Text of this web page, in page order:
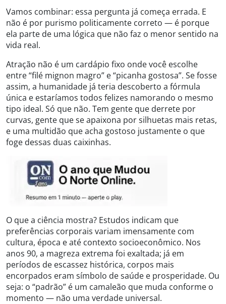
Vamos combinar: essa pergunta já começa errada. E
não é por purismo politicamente correto — é porque
ela parte de uma lógica que não faz o menor sentido na
vida real.
Atração não é um cardápio fixo onde você escolhe
entre “filé mignon magro” e “picanha gostosa”. Se fosse
assim, a humanidade já teria descoberto a fórmula
única e estaríamos todos felizes namorando o mesmo
tipo ideal. Só que não. Tem gente que derrete por
curvas, gente que se apaixona por silhuetas mais retas,
e uma multidão que acha gostoso justamente o que
foge dessas duas caixinhas.
O que a ciência mostra? Estudos indicam que
preferências corporais variam imensamente com
cultura, época e até contexto socioeconômico. Nos
anos 90, a magreza extrema foi exaltada; já em
períodos de escassez histórica, corpos mais
encorpados eram símbolo de saúde e prosperidade. Ou
seja: o “padrão” é um camaleão que muda conforme o
momento — não uma verdade universal.